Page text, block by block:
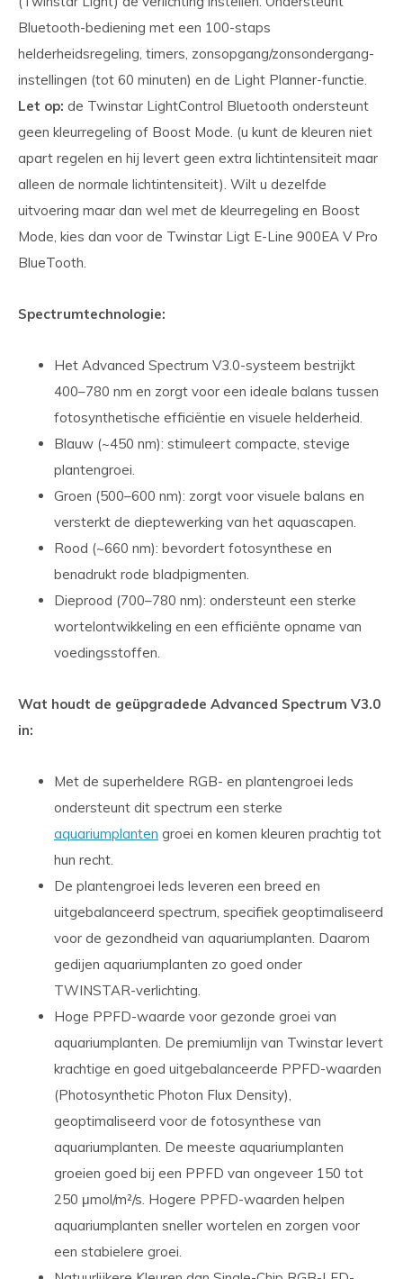
Bluetooth-bediening met een 100-staps
helderheidsregeling, timers, zonsopgang/zonsondergang-
instellingen (tot 60 minuten) en de Light Planner-functie.
Let op: de Twinstar LightControl Bluetooth ondersteunt
geen kleurregeling of Boost Mode. (u kunt de kleuren niet
apart regelen en hij levert geen extra lichtintensiteit maar
alleen de normale lichtintensiteit). Wilt u dezelfde
uitvoering maar dan wel met de kleurregeling en Boost
Mode, kies dan voor de Twinstar Ligt E-Line 900EA V Pro
BlueTooth.
Spectrumtechnologie:
Het Advanced Spectrum V3.0-systeem bestrijkt
400–780 nm en zorgt voor een ideale balans tussen
fotosynthetische efficiëntie en visuele helderheid.
Blauw (~450 nm): stimuleert compacte, stevige
plantengroei.
Groen (500–600 nm): zorgt voor visuele balans en
versterkt de dieptewerking van het aquascapen.
Rood (~660 nm): bevordert fotosynthese en
benadrukt rode bladpigmenten.
Dieprood (700–780 nm): ondersteunt een sterke
wortelontwikkeling en een efficiënte opname van
voedingsstoffen.
Wat houdt de geüpgradede Advanced Spectrum V3.0
in:
Met de superheldere RGB- en plantengroei leds
ondersteunt dit spectrum een sterke
aquariumplanten groei en komen kleuren prachtig tot
hun recht.
De plantengroei leds leveren een breed en
uitgebalanceerd spectrum, specifiek geoptimaliseerd
voor de gezondheid van aquariumplanten. Daarom
gedijen aquariumplanten zo goed onder
TWINSTAR-verlichting.
Hoge PPFD-waarde voor gezonde groei van
aquariumplanten. De premiumlijn van Twinstar levert
krachtige en goed uitgebalanceerde PPFD-waarden
(Photosynthetic Photon Flux Density),
geoptimaliseerd voor de fotosynthese van
aquariumplanten. De meeste aquariumplanten
groeien goed bij een PPFD van ongeveer 150 tot
250 μmol/m²/s. Hogere PPFD-waarden helpen
aquariumplanten sneller wortelen en zorgen voor
een stabielere groei.